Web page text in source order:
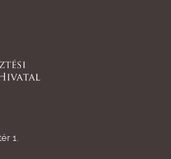
1.